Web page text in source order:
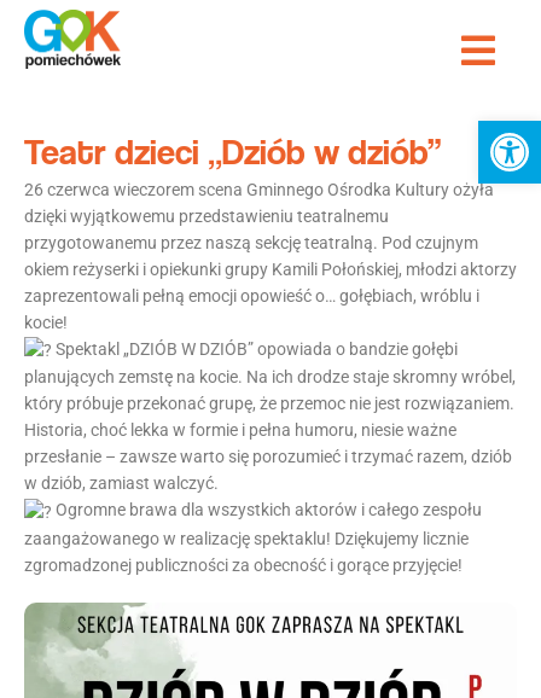
Przejdź
treści
Teatr dzieci „Dziób w dziób”
26 czerwca wieczorem scena Gminnego Ośrodka Kultury ożyła
dzięki wyjątkowemu przedstawieniu teatralnemu
przygotowanemu przez naszą sekcję teatralną. Pod czujnym
okiem reżyserki i opiekunki grupy Kamili Połońskiej, młodzi aktorzy
zaprezentowali pełną emocji opowieść o… gołębiach, wróblu i
kocie!
Spektakl „DZIÓB W DZIÓB” opowiada o bandzie gołębi
planujących zemstę na kocie. Na ich drodze staje skromny wróbel,
który próbuje przekonać grupę, że przemoc nie jest rozwiązaniem.
Historia, choć lekka w formie i pełna humoru, niesie ważne
przesłanie – zawsze warto się porozumieć i trzymać razem, dziób
w dziób, zamiast walczyć.
Ogromne brawa dla wszystkich aktorów i całego zespołu
zaangażowanego w realizację spektaklu! Dziękujemy licznie
zgromadzonej publiczności za obecność i gorące przyjęcie!